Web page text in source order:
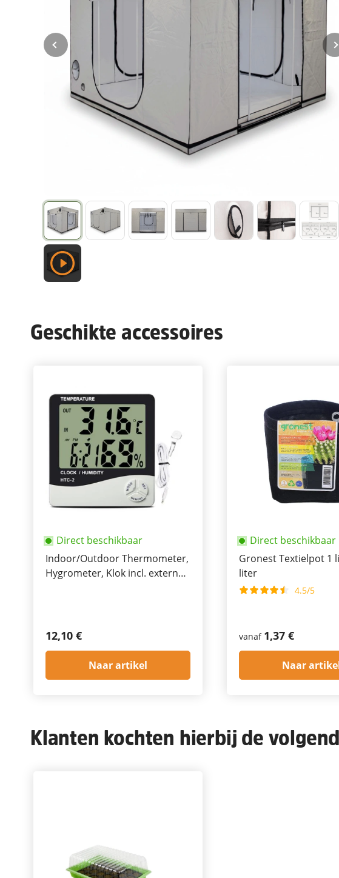
Geschikte accessoires
Direct beschikbaar
Indoor/Outdoor Thermometer,
Hygrometer, Klok incl. externe
12,10 €
Naar artikel
Direct beschikbaar
Gronest Textielpot 1
liter
4.5/5
vanaf 1,37 €
Naar
Klanten kochten hierbij de